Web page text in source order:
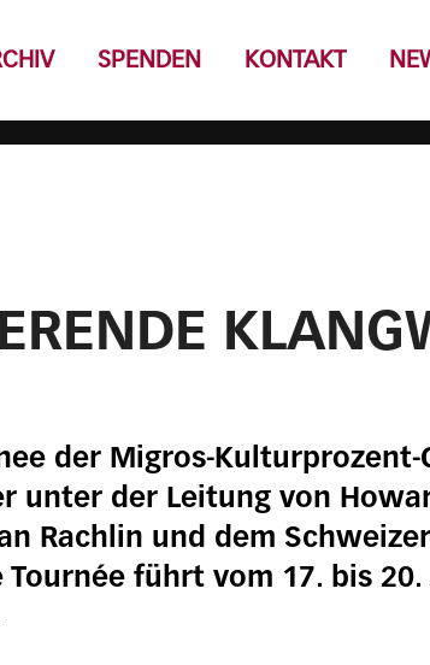
SPENDEN KONTAKT
der Migros-
unter der Leitung von
Rachlin und dem
Tournée führt vom 17. bis